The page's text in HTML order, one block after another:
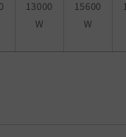
13000
W
15600
W